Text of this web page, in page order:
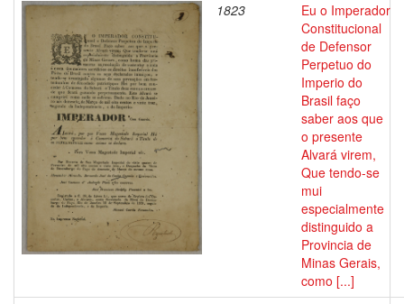
1823
Eu o Imperador
Constitucional
de Defensor
Perpetuo do
Imperio do
Brasil faço
saber aos que
o presente
Alvará virem,
Que tendo-se
mui
especialmente
distinguido a
Provincia de
Minas Gerais,
como [...]